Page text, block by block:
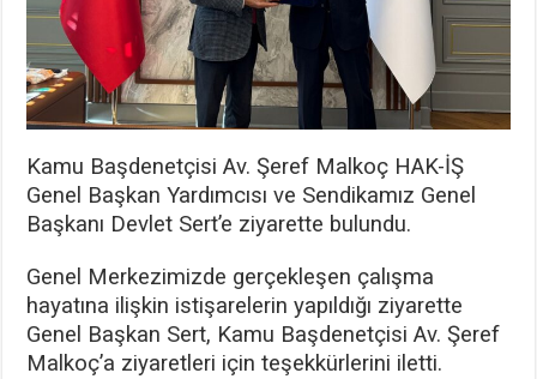
Kamu Başdenetçisi Av. Şeref Malkoç HAK-İŞ
Genel Başkan Yardımcısı ve Sendikamız Genel
Başkanı Devlet Sert’e ziyarette bulundu.
Genel Merkezimizde gerçekleşen çalışma
hayatına ilişkin istişarelerin yapıldığı ziyarette
Genel Başkan Sert, Kamu Başdenetçisi Av. Şeref
Malkoç’a ziyaretleri için teşekkürlerini iletti.